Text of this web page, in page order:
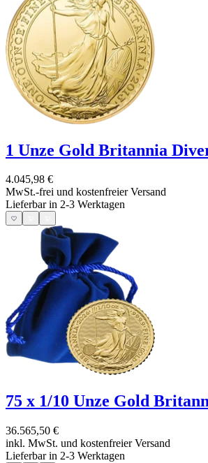
1 Unze Gold Britannia
4.045,98 €
MwSt.-frei und kostenfreier Versand
Lieferbar in 2-3 Werktagen
75 x 1/10 Unze Gold
36.565,50 €
inkl. MwSt. und kostenfreier Versand
Lieferbar in 2-3 Werktagen